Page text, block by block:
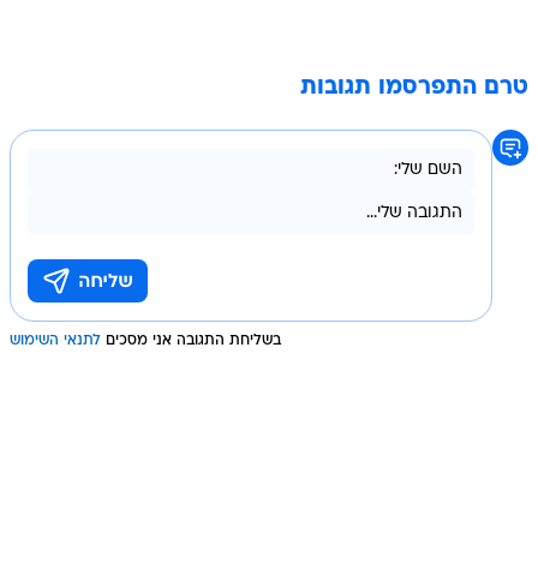
טרם התפרסמו תגובות
בשליחת התגובה אני מסכים לתנאי השימוש